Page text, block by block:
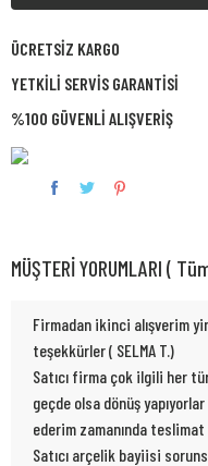
ÜCRETSİZ KARGO
YETKİLİ SERVİS GARANTİSİ
%100 GÜVENLİ ALIŞVERİŞ
MÜŞTERİ YORUMLARI (
Firmadan ikinci alışverim
teşekkürler ( SELMA T.)
Satıcı firma çok ilgili her
geçde olsa dönüş
ederim zamanında teslimat
Satıcı arçelik bayiisi